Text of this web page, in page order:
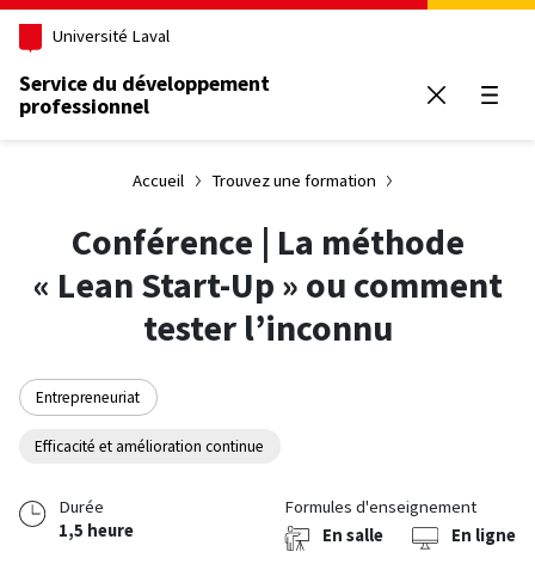
Aller au contenu principal
Université Laval
Service du développement
professionnel
Accueil Trouvez une formation
Conférence | La méthode
« Lean Start-Up » ou comment
tester l’inconnu
Entrepreneuriat
Efficacité et amélioration continue
Durée
1,5 heure
Formules d'enseignement
En salle
En ligne